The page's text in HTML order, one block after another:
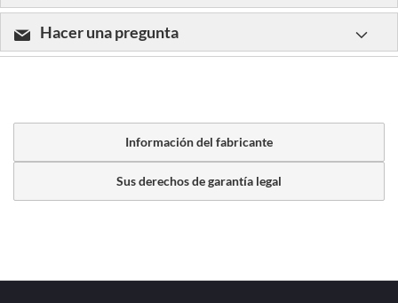
Hacer una pregunta
Información del fabricante
Sus derechos de garantía legal